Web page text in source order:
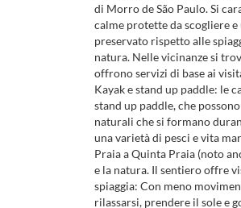
di Morro de São Paulo. Si
calme protette da scogliere
preservato rispetto alle
natura. Nelle vicinanze si
offrono servizi di base ai
Kayak e stand up paddle: le
stand up paddle, che
naturali che si formano
una varietà di pesci e vita
Praia a Quinta Praia (noto
e la natura. Il sentiero offre
spiaggia: Con meno
rilassarsi, prendere il sole e